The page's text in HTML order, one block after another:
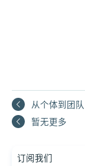
从个体到团
暂无更多
订阅我们